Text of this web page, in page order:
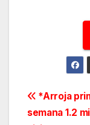
*Arroja
semana 1.2